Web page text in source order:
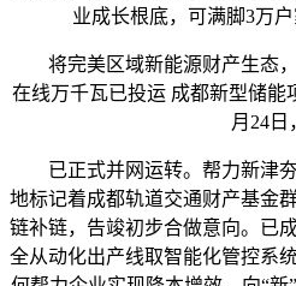
业成长根底，可满脚3万户
将完美区域新能源财产生态，
在线万千瓦已投运 成都新型储能
月24日
已正式并网运转。帮力新津夯
地标记着成都轨道交通财产基金
链补链，告竣初步合做意向。已
全从动化出产线取智能化管控系